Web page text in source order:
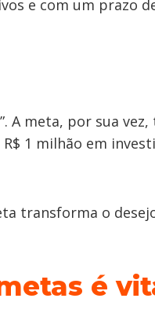
e com um prazo
A meta, por sua
1 milhão em
transforma o
é